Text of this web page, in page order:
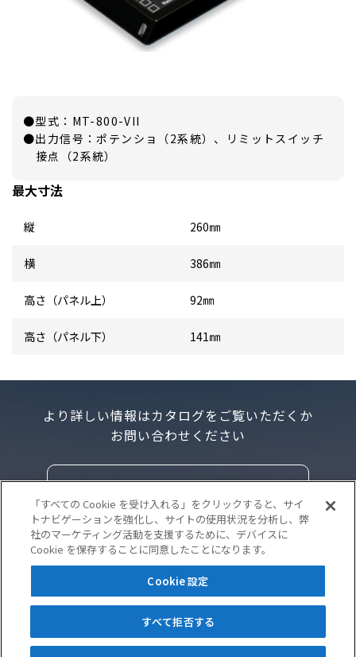
●型式：MT-800-VII
●出力信号：ポテンショ（2系統）、リミットスイッチ
接点（2系統）
最大寸法
縦 260㎜
横 386㎜
高さ（パネル上） 92㎜
高さ（パネル下） 141㎜
より詳しい情報はカタログをご覧いただくか
お問い合わせください
お問い合わせ
「すべての Cookie を受け入れる」をクリックすると、サイ
トナビゲーションを強化し、サイトの使用状況を分析し、弊
社のマーケティング活動を支援するために、デバイスに
Cookie を保存することに同意したことになります。
Cookie 設定
すべて拒否する